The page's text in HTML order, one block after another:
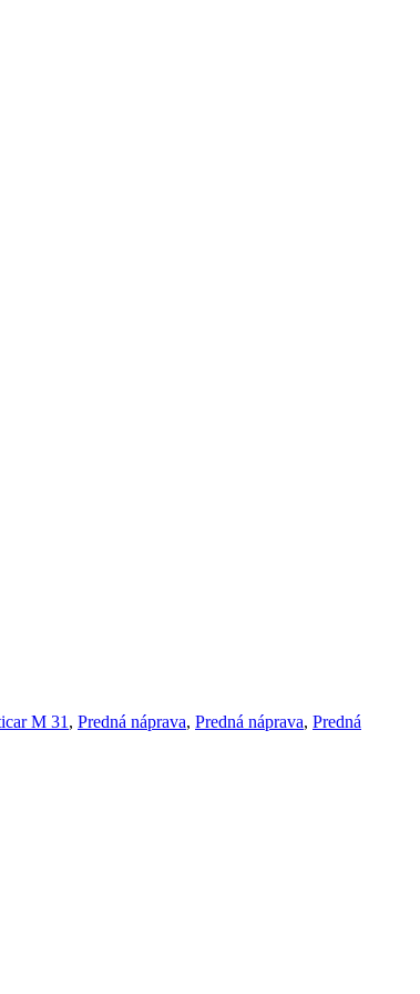
M 31 , Predná náprava, Predná náprava, Predná